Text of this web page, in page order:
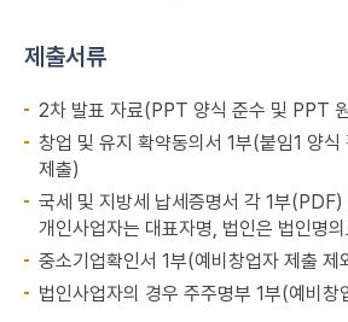
제출서류
2차 발표 자료(PPT 양식 준수 및 PPT
창업 및 유지 확약동의서 1부(붙임1 양
제출)
국세 및 지방세 납세증명서 각 1부(PDF)
개인사업자는 대표자명, 법인은 법인명
중소기업확인서 1부(예비창업자 제출
법인사업자의 경우 주주명부 1부(예비